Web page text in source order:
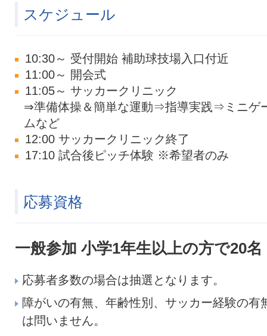
スケジュール
10:30～ 受付開始 補助球技場入口付近
11:00～ 開会式
11:05～ サッカークリニック
⇒準備体操＆簡単な運動⇒指導実践⇒ミニゲ
ムなど
12:00 サッカークリニック終了
17:10 試合後ピッチ体験 ※希望者のみ
応募資格
一般参加 小学1年生以上の方で20名
応募者多数の場合は抽選となります。
障がいの有無、年齢性別、サッカー経験の有
は問いません。